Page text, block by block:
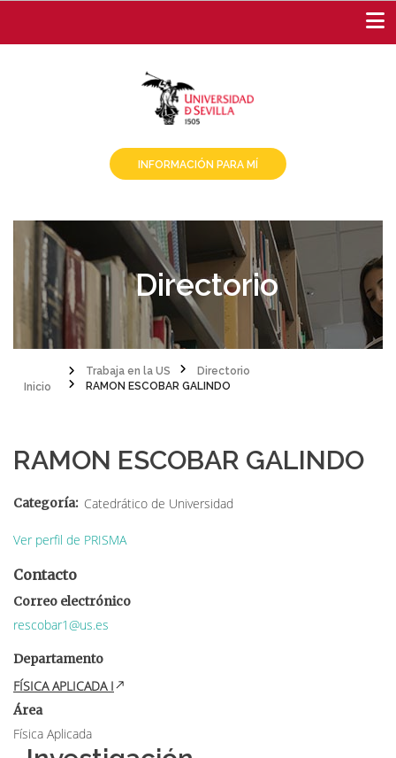
contenido
INFORMACIÓN PARA MÍ
Directorio
Sobrescribir
de
ayuda
navegación
Trabaja en la US
Directorio
RAMON ESCOBAR GALINDO
RAMON ESCOBAR GALINDO
Categoría Catedrático de Universidad
Ver perfil de PRISMA
Contacto
Correo electrónico
rescobar1@us.es
Departamento
FÍSICA APLICADA I
Área
Física Aplicada